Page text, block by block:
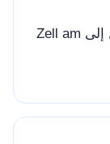
اختر رحلة بتبديل واضح، ويفضل أن تصل إلى Zell am